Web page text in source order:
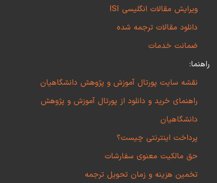
ویرایش مقالات انگلیسی ISI
دانلود مقالات ترجمه شده
ضمانت خدمات
راهنما:
نقشه سایت پورتال آموزش و پژوهش دانشگاهیان
راهنمای خرید و دانلود از پورتال آموزش و پژوهش
دانشگاهیان
پرداخت اینترنتی چیست؟
حق مالکیت معنوی سفارشات
تخمین هزینه و زمان تحویل ترجمه